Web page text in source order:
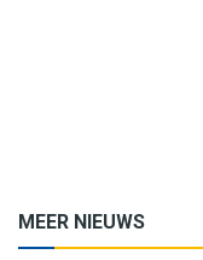
MEER NIEUWS